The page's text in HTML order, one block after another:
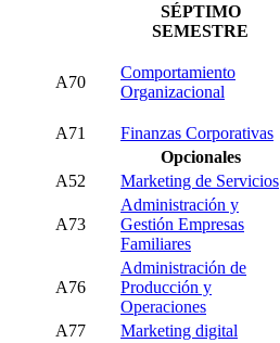
SÉPTIMO
SEMESTRE
A70
Comportamiento
Organizacional
A71 Finanzas Corporativas
Opcionales
A52
Marketing de Servicios
A73
Administración y
Gestión Empresas
Familiares
A76
Administración de
Producción y
Operaciones
A77 Marketing digital